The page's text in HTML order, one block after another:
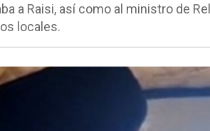
a Raisi, así como al ministro de
locales.